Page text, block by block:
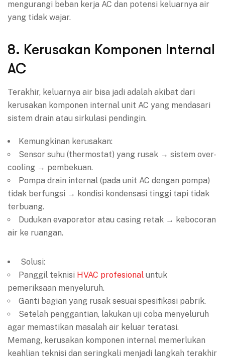
mengurangi beban kerja AC dan potensi keluarnya air
yang tidak wajar.
8. Kerusakan Komponen Internal
AC
Terakhir, keluarnya air bisa jadi adalah akibat dari
kerusakan komponen internal unit AC yang mendasari
sistem drain atau sirkulasi pendingin.
Kemungkinan kerusakan:
Sensor suhu (thermostat) yang rusak → sistem over-
cooling → pembekuan.
Pompa drain internal (pada unit AC dengan pompa)
tidak berfungsi → kondisi kondensasi tinggi tapi tidak
terbuang.
Dudukan evaporator atau casing retak → kebocoran
air ke ruangan.
Solusi:
Panggil teknisi HVAC profesional untuk
pemeriksaan menyeluruh.
Ganti bagian yang rusak sesuai spesifikasi pabrik.
Setelah penggantian, lakukan uji coba menyeluruh
agar memastikan masalah air keluar teratasi.
Memang, kerusakan komponen internal memerlukan
keahlian teknisi dan seringkali menjadi langkah terakhir